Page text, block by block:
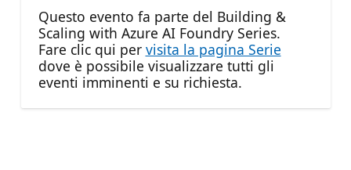
Questo evento fa parte del Building &
Scaling with Azure AI Foundry Series.
Fare clic qui per visita la pagina Serie
dove è possibile visualizzare tutti gli
eventi imminenti e su richiesta.